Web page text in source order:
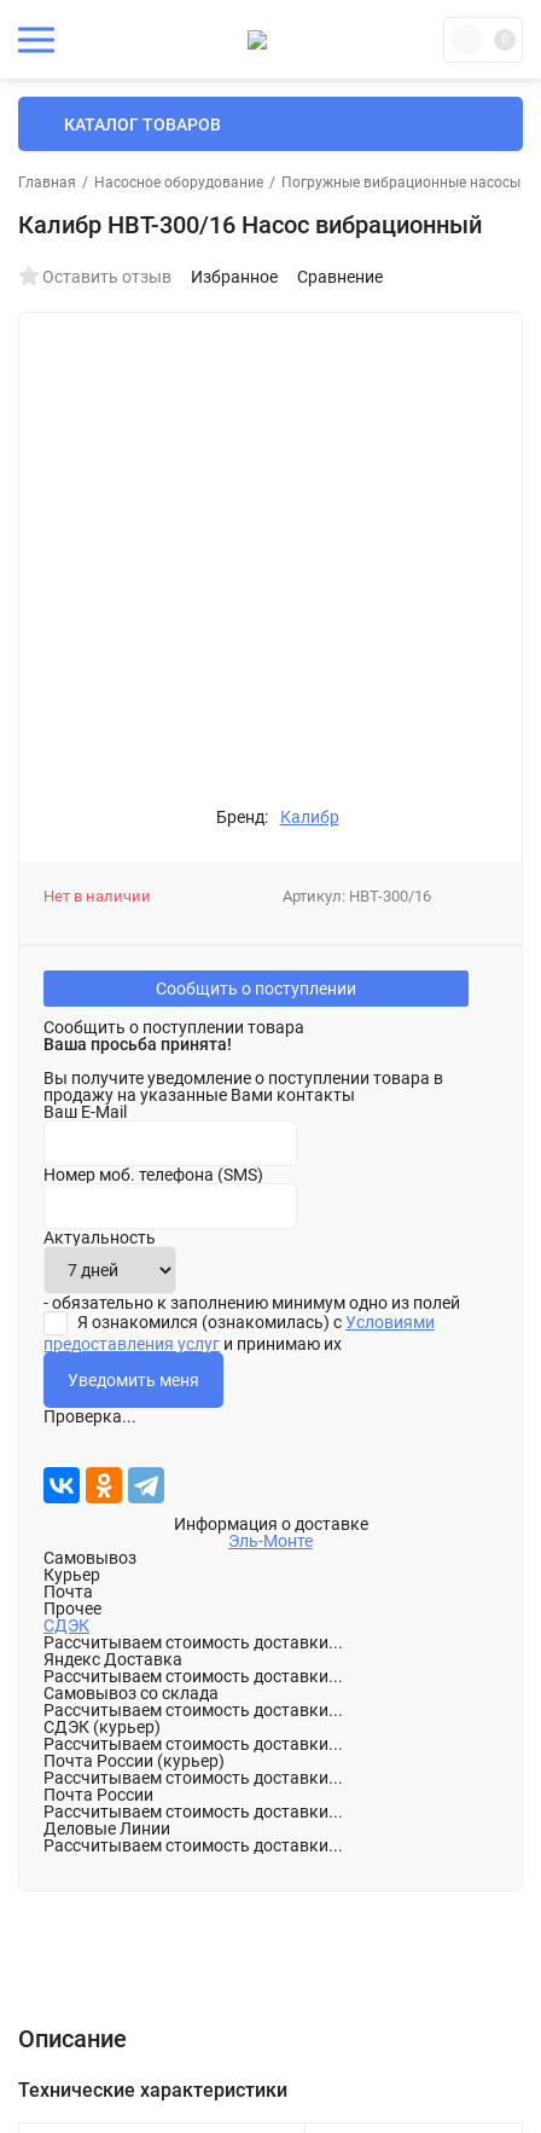
0
КАТАЛОГ ТОВАРОВ
Главная / Насосное оборудование / Погружные вибрационные насосы
Калибр НВТ-300/16 Насос вибрационный
Оставить отзыв Избранное Сравнение
Бренд: Калибр
Артикул: НВТ-300/16
Нет в наличии
Сообщить о поступлении
Сообщить о поступлении товара
Ваша просьба принята!
Вы получите уведомление о поступлении товара в
продажу на указанные Вами контакты
Ваш E-Mail
Номер моб. телефона (SMS)
Актуальность
- обязательно к заполнению минимум одно из полей
Я ознакомился (ознакомилась) сУсловиями
предоставления услуг и принимаю их
Проверка...
Информация о доставке
Эль-Монте
Самовывоз
Курьер
Почта
Прочее
СДЭК
Рассчитываем стоимость доставки...
Яндекс Доставка
Рассчитываем стоимость доставки...
Самовывоз со склада
Рассчитываем стоимость доставки...
СДЭК (курьер)
Рассчитываем стоимость доставки...
Почта России (курьер)
Рассчитываем стоимость доставки...
Почта России
Рассчитываем стоимость доставки...
Деловые Линии
Рассчитываем стоимость доставки...
Описание
Технические характеристики